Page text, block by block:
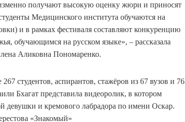
получают высокую оценку жюри и приносят
Медицинского института обучаются на
и в рамках фестиваля составляют конкуренцию
обучающимся на русском языке», – рассказала
Аликовна Пономаренко.
студентов, аспирантов, стажёров из 67 вузов и 76
Бхагат представила видеоролик, в котором
и кремового лабрадора по имени Оскар.
«Знакомый»